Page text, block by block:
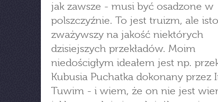
jak zawsze - musi być osadzone w
polszczyźnie. To jest truizm, ale
zważywszy na jakość niektórych
dzisiejszych przekładów. Moim
niedościgłym ideałem jest np.
Kubusia Puchatka dokonany przez
Tuwim - i wiem, że on nie jest